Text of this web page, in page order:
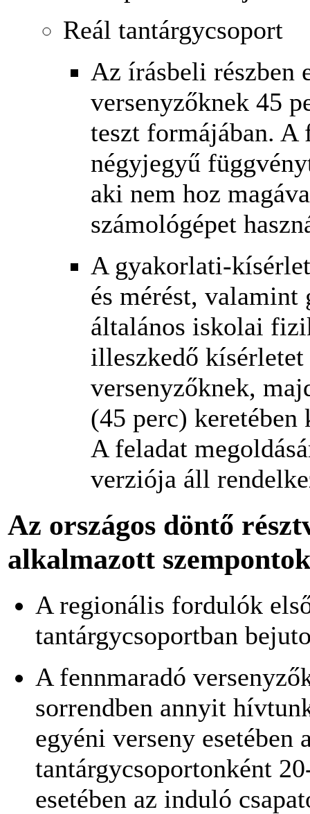
Reál tantárgycsoport
Az írásbeli részben
versenyzőknek 45
teszt formájában. A
négyjegyű
aki nem hoz
számológépet
A gyakorlati-
és mérést,
általános iskolai
illeszkedő
versenyzőknek,
(45 perc)
A feladat
verziója áll
Az országos döntő
alkalmazott szempontok
A regionális fordulók
tantárgycsoportban
A fennmaradó
sorrendben annyit
egyéni verseny esetében
tantárgycsoportonként
esetében az induló